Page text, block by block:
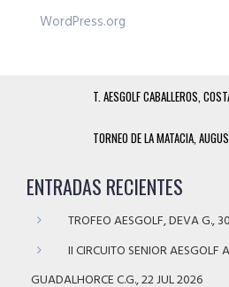
WordPress.org
T. AESGOLF CABALLEROS,
TORNEO DE LA MATACIA,
ENTRADAS RECIENTES
TROFEO AESGOLF, DEVA G.,
II CIRCUITO SENIOR AESGOLF
GUADALHORCE C.G., 22 JUL 2026